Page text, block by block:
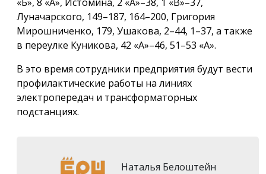
«Б», 8 «А», Истомина, 2 «А»–38, 1 «В»–37,
Луначарского, 149–187, 164–200, Григория
Мирошниченко, 179, Ушакова, 2–44, 1–37, а также
в переулке Куникова, 42 «А»–46, 51–53 «А».
В это время сотрудники предприятия будут вести
профилактические работы на линиях
электропередач и трансформаторных
подстанциях.
Наталья Белоштейн